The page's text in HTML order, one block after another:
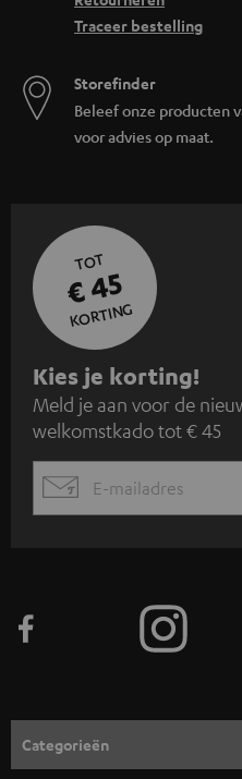
Traceer bestelling
Storefinder
Beleef onze producten
voor advies op maat.
TOT
€ 45
KORTING
A
a
n
m
e
n
o
r
Kies je korting!
Meld je aan voor de
welkomstkado tot € 45
EMAIL
Categorieën